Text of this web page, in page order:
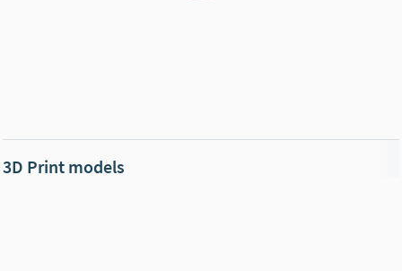
3D Print models